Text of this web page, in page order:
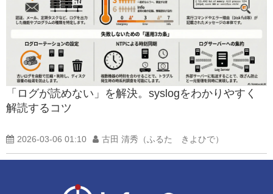
「ログが読めない」を解決。syslogをわかりやすく
解読するコツ
2026-03-06 01:10 古田 清秀（ふるた きよひで）